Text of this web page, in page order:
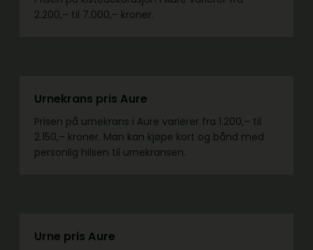
2.200,– til 7.000,– kroner.
Urnekrans pris Aure
Prisen på urnekrans i Aure varierer fra 1.200,– til
2.150,– kroner. Man kan kjøpe kort og bånd med
personlig hilsen til urnekransen.
Urne pris Aure